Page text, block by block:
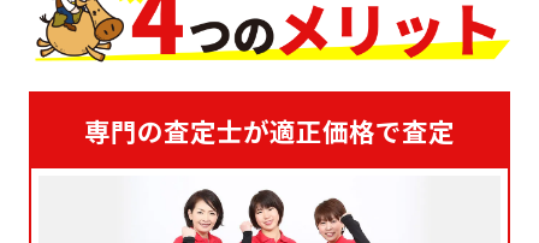
専門の査定士が適正価格で査定